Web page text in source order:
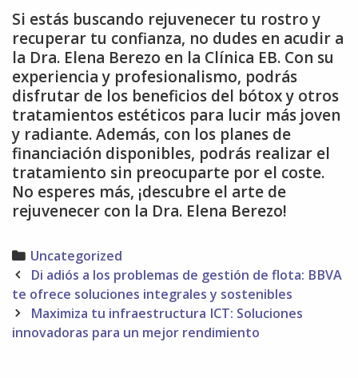
Si estás buscando rejuvenecer tu rostro y
recuperar tu confianza, no dudes en acudir a
la Dra. Elena Berezo en la Clínica EB. Con su
experiencia y profesionalismo, podrás
disfrutar de los beneficios del bótox y otros
tratamientos estéticos para lucir más joven
y radiante. Además, con los planes de
financiación disponibles, podrás realizar el
tratamiento sin preocuparte por el coste.
No esperes más, ¡descubre el arte de
rejuvenecer con la Dra. Elena Berezo!
Categories
Uncategorized
Post
navigation
Di adiós a los problemas de gestión de flota: BBVA
te ofrece soluciones integrales y sostenibles
Maximiza tu infraestructura ICT: Soluciones
innovadoras para un mejor rendimiento